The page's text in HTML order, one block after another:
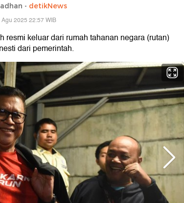
- detikNews
2025 22:57 WIB
resmi keluar dari rumah tahanan negara (rutan)
dari pemerintah.